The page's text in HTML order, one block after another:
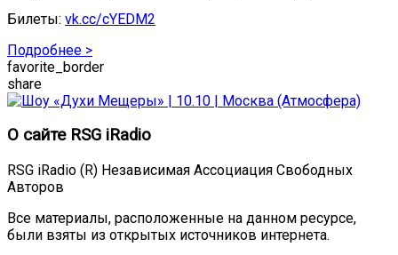
Билеты: vk.cc/cYEDM2
Подробнее >
favorite_border
share
О сайте RSG iRadio
RSG iRadio (R) Независимая Ассоциация Свободных
Авторов
Все материалы, расположенные на данном ресурсе,
были взяты из открытых источников интернета.